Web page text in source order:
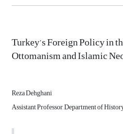
Turkey’s Foreign Policy in
Ottomanism and Islamic
Reza Dehghani
Assistant Professor, Department of